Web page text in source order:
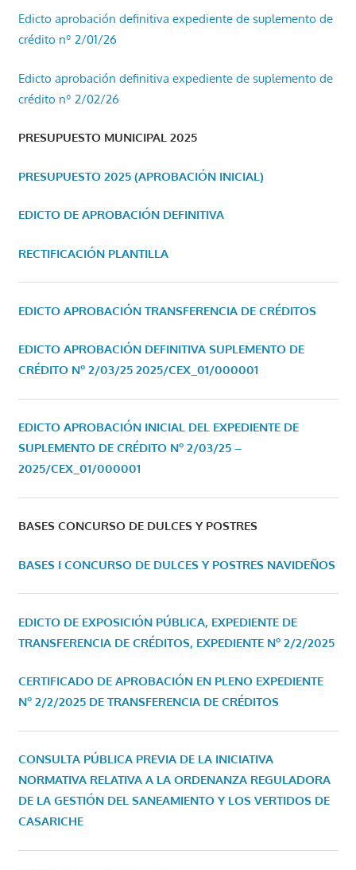
Edicto aprobación definitiva expediente de suplemento de
crédito nº 2/01/26
Edicto aprobación definitiva expediente de suplemento de
crédito nº 2/02/26
PRESUPUESTO MUNICIPAL 2025
PRESUPUESTO 2025 (APROBACIÓN INICIAL)
EDICTO DE APROBACIÓN DEFINITIVA
RECTIFICACIÓN PLANTILLA
EDICTO APROBACIÓN TRANSFERENCIA DE CRÉDITOS
EDICTO APROBACIÓN DEFINITIVA SUPLEMENTO DE
CRÉDITO Nº 2/03/25 2025/CEX_01/000001
EDICTO APROBACIÓN INICIAL DEL EXPEDIENTE DE
SUPLEMENTO DE CRÉDITO Nº 2/03/25 –
2025/CEX_01/000001
BASES CONCURSO DE DULCES Y POSTRES
BASES I CONCURSO DE DULCES Y POSTRES NAVIDEÑOS
EDICTO DE EXPOSICIÓN PÚBLICA, EXPEDIENTE DE
TRANSFERENCIA DE CRÉDITOS, EXPEDIENTE Nº 2/2/2025
CERTIFICADO DE APROBACIÓN EN PLENO EXPEDIENTE
Nº 2/2/2025 DE TRANSFERENCIA DE CRÉDITOS
CONSULTA PÚBLICA PREVIA DE LA INICIATIVA
NORMATIVA RELATIVA A LA ORDENANZA REGULADORA
DE LA GESTIÓN DEL SANEAMIENTO Y LOS VERTIDOS DE
CASARICHE